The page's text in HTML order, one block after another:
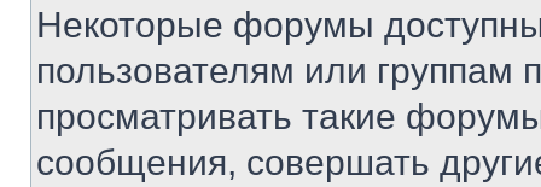
Некоторые форумы
пользователям или группам
просматривать такие
сообщения, совершать